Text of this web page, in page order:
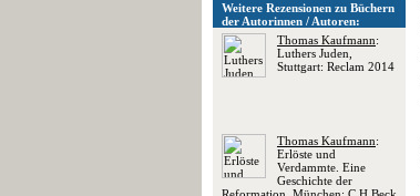
Weitere Rezensionen zu Büchern
der Autorinnen / Autoren:
Thomas Kaufmann:
Luthers Juden,
Stuttgart: Reclam 2014
Thomas Kaufmann:
Erlöste und
Verdammte. Eine
Geschichte der